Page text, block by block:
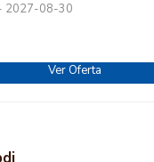
2027-08-30
Ver Oferta